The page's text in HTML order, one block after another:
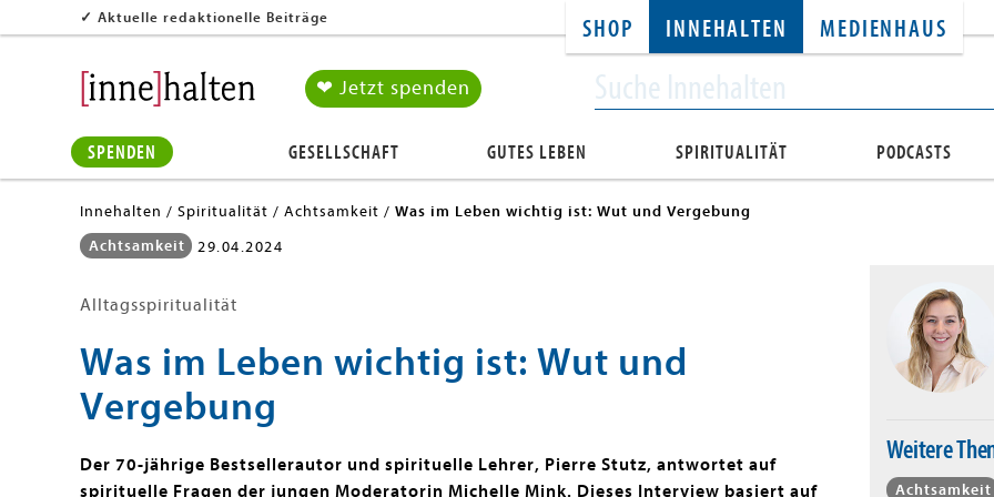
SHOP INNEHALTEN MEDIENHAUS
✓ Aktuelle redaktionelle Beiträge
❤ Jetzt spenden
SPENDEN GESELLSCHAFT GUTES LEBEN SPIRITUALITÄT PODCASTS
Innehalten Spiritualität Achtsamkeit
Was im Leben wichtig ist: Wut und Vergebung
Achtsamkeit
29.04.2024
Alltagsspiritualität
Was im Leben wichtig ist: Wut und
Vergebung
Der 70-jährige Bestsellerautor und spirituelle Lehrer, Pierre Stutz, antwortet auf
spirituelle Fragen der jungen Moderatorin Michelle Mink. Dieses Interview basiert auf
Weitere
Achtsamkeit